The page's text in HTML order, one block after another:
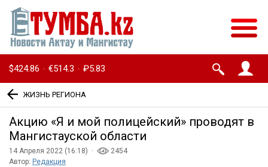
$424.86 · €514.3 · ₽5.83
ЖИЗНЬ РЕГИОНА
Акцию «Я и мой полицейский» проводят в
Мангистауской области
14 Апреля 2022 (16:18) ·
2454
Автор: Редакция